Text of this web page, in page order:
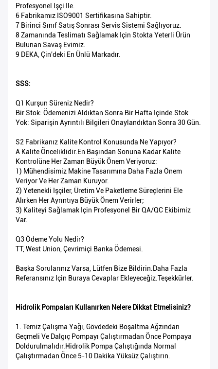
Profesyonel Işçi Ile.
6 Fabrikamız ISO9001 Sertifikasına Sahiptir.
7 Birinci Sınıf Satış Sonrası Servis Sistemi Sağlıyoruz.
8 Zamanında Teslimatı Sağlamak Için Stokta Yeterli Ürün
Bulunan Savaş Evimiz.
9 DEKA, Çin'deki En Ünlü Markadır.
SSS:
Q1 Kurşun Süreniz Nedir?
Bir Stok: Ödemenizi Aldıktan Sonra Bir Hafta Içinde.Stok
Yok: Siparişin Ayrıntılı Bilgileri Onaylandıktan Sonra 30 Gün.
S2 Fabrikanız Kalite Kontrol Konusunda Ne Yapıyor?
A Kalite Önceliklidir.En Başından Sonuna Kadar Kalite
Kontrolüne Her Zaman Büyük Önem Veriyoruz:
1) Mühendisimiz Makine Tasarımına Daha Fazla Önem
Veriyor Ve Her Zaman Kuruyor.
2) Yetenekli Işçiler, Üretim Ve Paketleme Süreçlerini Ele
Alırken Her Ayrıntıya Büyük Önem Verirler;
3) Kaliteyi Sağlamak Için Profesyonel Bir QA/QC Ekibimiz
Var.
Q3 Ödeme Yolu Nedir?
TT, West Union, Çevrimiçi Banka Ödemesi.
Başka Sorularınız Varsa, Lütfen Bize Bildirin.Daha Fazla
Referansınız Için Buraya Cevaplar Ekleyeceğiz.Teşekkürler.
Hidrolik Pompaları Kullanırken Nelere Dikkat Etmelisiniz?
1. Temiz Çalışma Yağı, Gövdedeki Boşaltma Ağzından
Geçmeli Ve Dalgıç Pompayı Çalıştırmadan Önce Pompaya
Doldurulmalıdır.Hidrolik Pompa Çalıştığında Normal
Çalıştırmadan Önce 5-10 Dakika Yüksüz Çalıştırın.